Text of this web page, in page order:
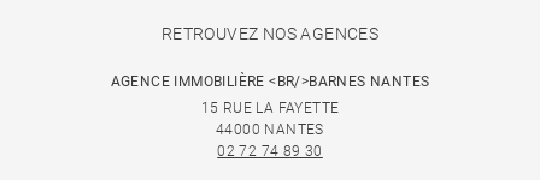
RETROUVEZ NOS AGENCES
AGENCE IMMOBILIÈRE <BR/>BARNES NANTES
15 RUE LA FAYETTE
44000 NANTES
02 72 74 89 30